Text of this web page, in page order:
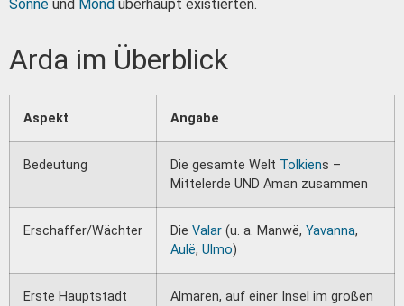
Sonne und Mond überhaupt existierten.
Arda im Überblick
Aspekt Angabe
Bedeutung Die gesamte Welt Tolkiens –
Mittelerde UND Aman zusammen
Erschaffer/Wächter Die Valar (u. a. Manwë, Yavanna,
Aulë, Ulmo)
Erste Hauptstadt
Almaren, auf einer Insel im großen